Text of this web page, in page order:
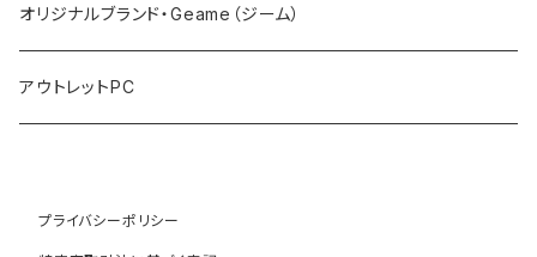
マウス
プロジェクタ
オリジナルブランド・Geame（ジーム）
アウトレットPC
プライバシーポリシー